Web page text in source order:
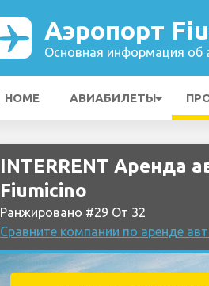
Аэропорт
Основная информация об
HOME АВИАБИЛЕТЫ
INTERRENT Аренда
Fiumicino
Ранжировано #29 От 32
Сравните компании по аренде